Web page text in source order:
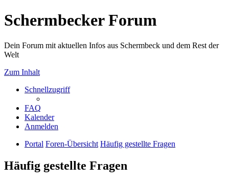
Schermbecker Forum
Dein Forum mit aktuellen Infos aus Schermbeck und dem Rest der
Welt
Zum Inhalt
Schnellzugriff
FAQ
Kalender
Anmelden
Portal Foren-Übersicht Häufig gestellte Fragen
Häufig gestellte Fragen